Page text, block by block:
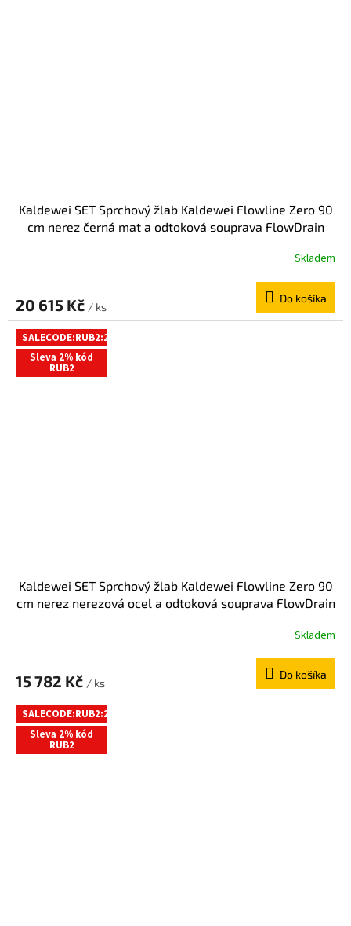
Kaldewei SET Sprchový žlab Kaldewei Flowline Zero 90
cm nerez černá mat a odtoková souprava FlowDrain
Skladem
20 615 Kč / ks
Do košíka
SALECODE:RUB2:2:%
Sleva 2% kód
RUB2
Kaldewei SET Sprchový žlab Kaldewei Flowline Zero 90
cm nerez nerezová ocel a odtoková souprava FlowDrain
Skladem
15 782 Kč / ks
Do košíka
SALECODE:RUB2:2:%
Sleva 2% kód
RUB2